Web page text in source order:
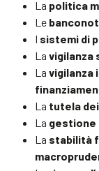
La politica
Le
I sistemi di
La vigilanza
La vigilanza
La tutela
La gestione
La stabilità